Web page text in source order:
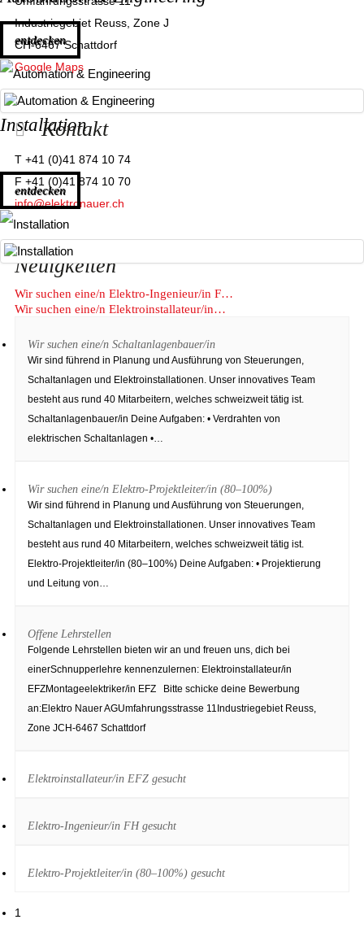
entdecken
Installation
entdecken
Industriegebiet Reuss, Zone J
CH-6467 Schattdorf
Google Maps
Kontakt
T +41 (0)41 874 10 74
F +41 (0)41 874 10 70
info@elektronauer.ch
Neuigkeiten
Wir suchen eine/n Elektro-Ingenieur/in F…
Wir suchen eine/n Elektroinstallateur/in…
Wir suchen eine/n Schaltanlagenbauer/in
Wir sind führend in Planung und Ausführung von Steuerungen,
Schaltanlagen und Elektroinstallationen. Unser innovatives Team
besteht aus rund 40 Mitarbeitern, welches schweizweit tätig ist.
Schaltanlagenbauer/in Deine Aufgaben: • Verdrahten von
elektrischen Schaltanlagen •…
Wir suchen eine/n Elektro-Projektleiter/in (80–100%)
Wir sind führend in Planung und Ausführung von Steuerungen,
Schaltanlagen und Elektroinstallationen. Unser innovatives Team
besteht aus rund 40 Mitarbeitern, welches schweizweit tätig ist.
Elektro-Projektleiter/in (80–100%) Deine Aufgaben: • Projektierung
und Leitung von…
Offene Lehrstellen
Folgende Lehrstellen bieten wir an und freuen uns, dich bei
einerSchnupperlehre kennenzulernen: Elektroinstallateur/in
EFZMontageelektriker/in EFZ Bitte schicke deine Bewerbung
an:Elektro Nauer AGUmfahrungsstrasse 11Industriegebiet Reuss,
Zone JCH-6467 Schattdorf
Elektroinstallateur/in EFZ gesucht
Elektro-Ingenieur/in FH gesucht
Elektro-Projektleiter/in (80–100%) gesucht
1